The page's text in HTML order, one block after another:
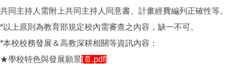
共同主持人需附上共同主持人同意書、計畫經費編列正確性等。
*以上原則為教育部規定校內需審查之內容，缺一不可。
*本校校務發展＆高教深耕相關等資訊內容：
★學校特色與發展願景[📄.pdf]